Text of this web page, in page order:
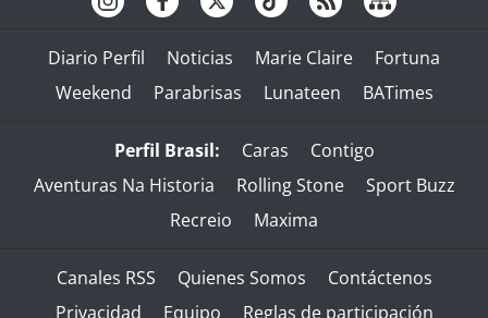
Diario Perfil Noticias Marie Claire
Fortuna
Weekend
Parabrisas Lunateen BATimes
Perfil Brasil: Caras
Contigo
Aventuras Na Historia
Rolling Stone
Sport Buzz
Recreio
Maxima
Canales RSS Quienes Somos
Contáctenos
Privacidad
Equipo Reglas de participación